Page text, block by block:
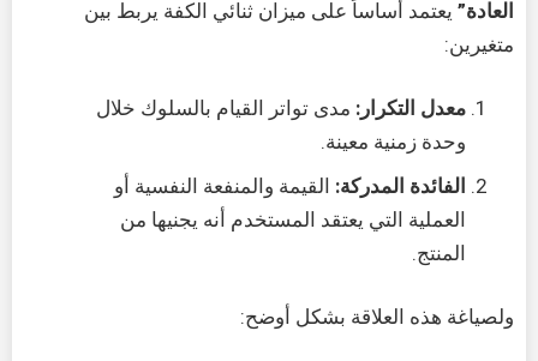
العادة” يعتمد أساساً على ميزان ثنائي الكفة يربط بين
متغيرين:
معدل التكرار: مدى تواتر القيام بالسلوك خلال
وحدة زمنية معينة.
الفائدة المدركة: القيمة والمنفعة النفسية أو
العملية التي يعتقد المستخدم أنه يجنيها من
المنتج.
ولصياغة هذه العلاقة بشكل أوضح: